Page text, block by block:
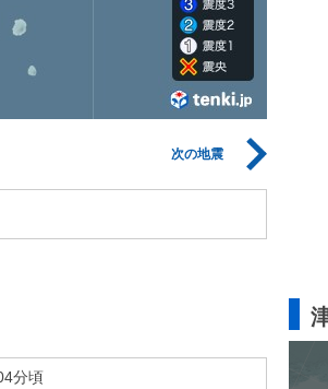
次の地震
分頃